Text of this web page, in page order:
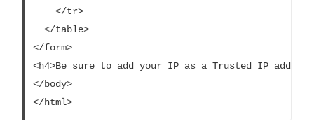
    </tr>
  </table>
</form>
<h4>Be sure to add your IP as a Trusted IP
</body>